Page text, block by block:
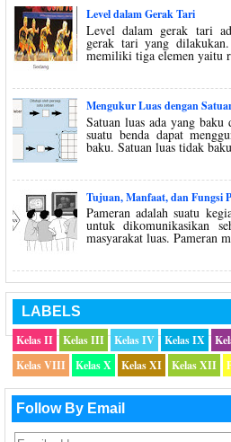
Level dalam Gerak Tari
Level dalam gerak tari
gerak tari yang
memiliki tiga elemen yaitu
Mengukur Luas dengan
Satuan luas ada yang
suatu benda dapat
baku. Satuan luas tidak
Tujuan, Manfaat, dan Fungsi
Pameran adalah suatu
untuk dikomunikasikan
masyarakat luas. Pameran
LABELS
Kelas II
Kelas III Kelas IV Kelas IX
Kelas VIII
Kelas X Kelas XI Kelas XII
Follow By Email